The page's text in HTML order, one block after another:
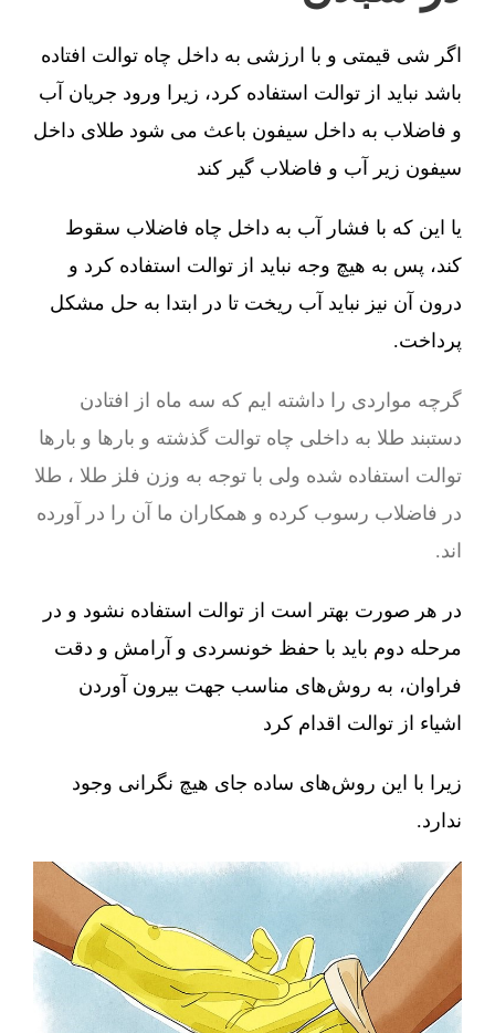
اگر شی قیمتی و با ارزشی به داخل چاه توالت افتاده
باشد نباید از توالت استفاده کرد، زیرا ورود جریان آب
و فاضلاب به داخل سیفون باعث می شود طلای داخل
سیفون زیر آب و فاضلاب گیر کند
یا این که با فشار آب به داخل چاه فاضلاب سقوط
کند، پس به هیچ وجه نباید از توالت استفاده کرد و
درون آن نیز نباید آب ریخت تا در ابتدا به حل مشکل
پرداخت.
گرچه مواردی را داشته ایم که سه ماه از افتادن
دستبند طلا به داخلی چاه توالت گذشته و بارها و بارها
توالت استفاده شده ولی با توجه به وزن فلز طلا ، طلا
در فاضلاب رسوب کرده و همکاران ما آن را در آورده
اند.
در هر صورت بهتر است از توالت استفاده نشود و در
مرحله دوم باید با حفظ خونسردی و آرامش و دقت
فراوان، به روش‌های مناسب جهت بیرون آوردن
اشیاء از توالت اقدام کرد
زیرا با این روش‌های ساده جای هیچ نگرانی وجود
ندارد.